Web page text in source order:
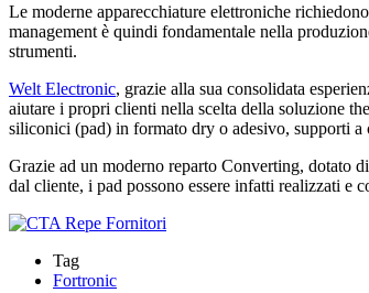
Le moderne apparecchiature elettroniche
management è quindi fondamentale nella
strumenti.
Welt Electronic, grazie alla sua consolidata
aiutare i propri clienti nella scelta della soluzione
siliconici (pad) in formato dry o adesivo, supporti a
Grazie ad un moderno reparto Converting, dotato
dal cliente, i pad possono essere infatti realizzati e
Tag
Fortronic